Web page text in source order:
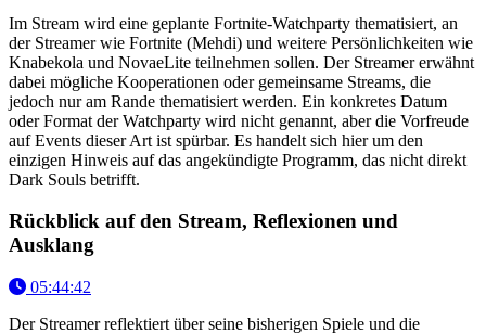
Im Stream wird eine geplante Fortnite-Watchparty thematisiert, an
der Streamer wie Fortnite (Mehdi) und weitere Persönlichkeiten wie
Knabekola und NovaeLite teilnehmen sollen. Der Streamer erwähnt
dabei mögliche Kooperationen oder gemeinsame Streams, die
jedoch nur am Rande thematisiert werden. Ein konkretes Datum
oder Format der Watchparty wird nicht genannt, aber die Vorfreude
auf Events dieser Art ist spürbar. Es handelt sich hier um den
einzigen Hinweis auf das angekündigte Programm, das nicht direkt
Dark Souls betrifft.
Rückblick auf den Stream, Reflexionen und
Ausklang
05:44:42
Der Streamer reflektiert über seine bisherigen Spiele und die